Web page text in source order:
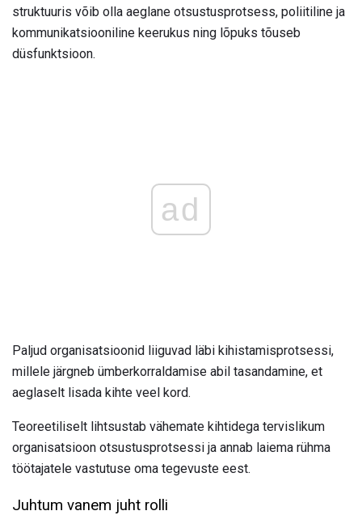
struktuuris võib olla aeglane otsustusprotsess, poliitiline ja
kommunikatsiooniline keerukus ning lõpuks tõuseb
düsfunktsioon.
ad
Paljud organisatsioonid liiguvad läbi kihistamisprotsessi,
millele järgneb ümberkorraldamise abil tasandamine, et
aeglaselt lisada kihte veel kord.
Teoreetiliselt lihtsustab vähemate kihtidega tervislikum
organisatsioon otsustusprotsessi ja annab laiema rühma
töötajatele vastutuse oma tegevuste eest.
Juhtum vanem juht rolli